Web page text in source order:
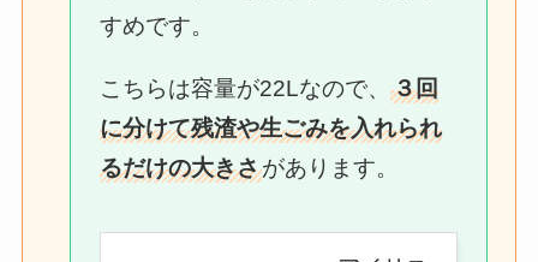
すめです。
こちらは容量が22Lなので、 ３回
に分けて残渣や生ごみを入れられ
るだけの大きさがあります。